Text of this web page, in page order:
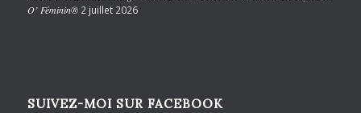
O’ Féminin® 2 juillet 2026
SUIVEZ-MOI SUR FACEBOOK